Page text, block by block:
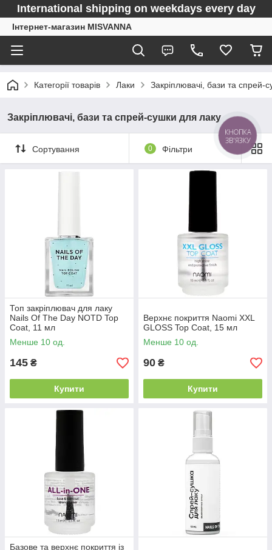
International shipping on weekdays every day
Інтернет-магазин MISVANNA
Категорії товарів Лаки Закріплювачі, бази та спрей-
Закріплювачі, бази та спрей-сушки для лаку
Сортування 0 Фільтри
Топ закріплювач для лаку
Nails Of The Day NOTD Top
Coat, 11 мл
Менше 10 од.
145 ₴
Купити
Верхнє покриття Naomi XXL
GLOSS Top Coat, 15 мл
Менше 10 од.
90 ₴
Купити
Базове та верхнє покриття із
КНОПКА
ЗВ'ЯЗКУ